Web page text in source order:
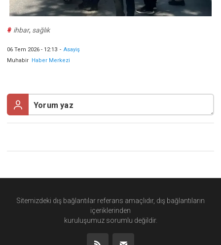
# ihbar, sağlık
06 Tem 2026 - 12:13 - Asayiş
Muhabir
Haber Merkezi
Sitemizdeki dış bağlantılar referans amaçlıdır, dış bağlantıların
içeriklerinden
kuruluşumuz sorumlu değildir.